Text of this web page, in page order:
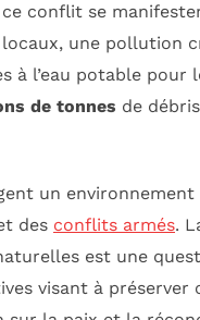
ce conflit se
une pollution
à l’eau potable
de tonnes de
un
des conflits armés.
est une
visant à préserver